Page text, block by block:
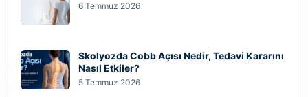
6 Temmuz 2026
Skolyozda Cobb Açısı Nedir, Tedavi Kararını
Nasıl Etkiler?
5 Temmuz 2026